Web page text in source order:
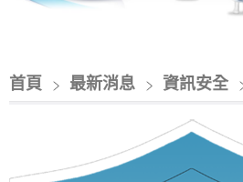
首頁 最新消息 資訊安全